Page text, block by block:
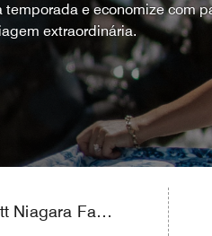
temporada e economize com
extraordinária.